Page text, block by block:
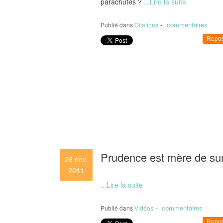
Publié dansCitations - commentaires
Prudence est mère de
28 nov.
2011
...Lire la suite
Publié dansVidéos - commentaires